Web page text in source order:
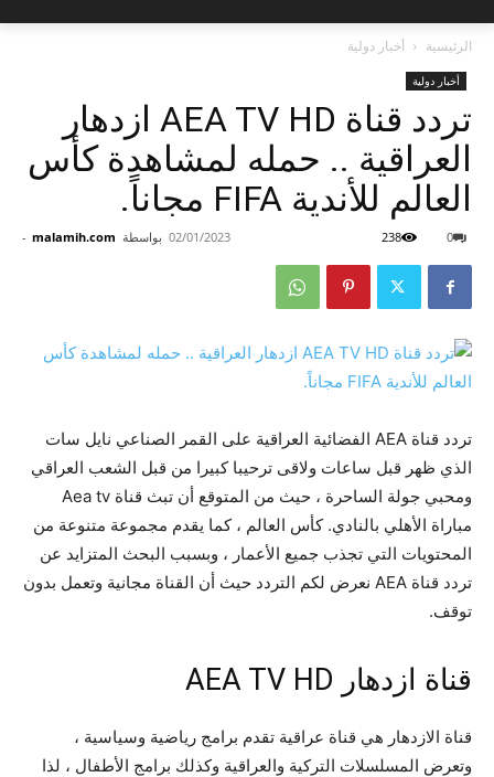
الرئيسية أخبار دولية
أخبار دولية
تردد قناة AEA TV HD ازدهار
العراقية .. حمله لمشاهدة كأس
العالم للأندية FIFA مجاناً.
بواسطة malamih.com
- 02/01/2023 0
238
تردد قناة AEA الفضائية العراقية على القمر الصناعي نايل سات
الذي ظهر قبل ساعات ولاقى ترحيبا كبيرا من قبل الشعب العراقي
ومحبي جولة الساحرة ، حيث من المتوقع أن تبث قناة Aea tv
مباراة الأهلي بالنادي. كأس العالم ، كما يقدم مجموعة متنوعة من
المحتويات التي تجذب جميع الأعمار ، وبسبب البحث المتزايد عن
تردد قناة AEA نعرض لكم التردد حيث أن القناة مجانية وتعمل بدون
توقف.
قناة ازدهار AEA TV HD
قناة الازدهار هي قناة عراقية تقدم برامج رياضية وسياسية ،
وتعرض المسلسلات التركية والعراقية وكذلك برامج الأطفال ، لذا